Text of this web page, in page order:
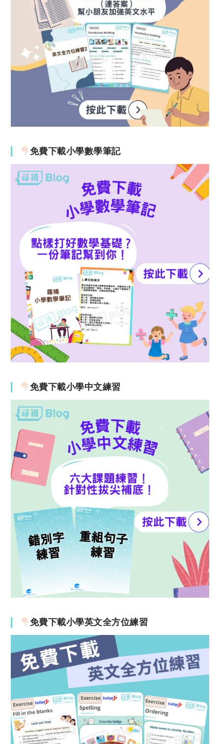
免費下載小學數學筆記
免費下載小學中文練習
免費下載小學英文全方位練習